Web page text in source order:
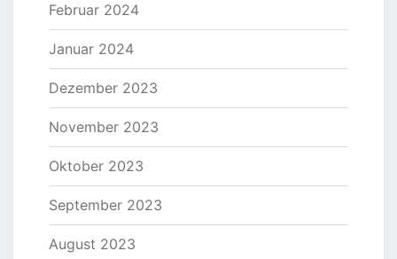
Februar 2024
Januar 2024
Dezember 2023
November 2023
Oktober 2023
September 2023
August 2023